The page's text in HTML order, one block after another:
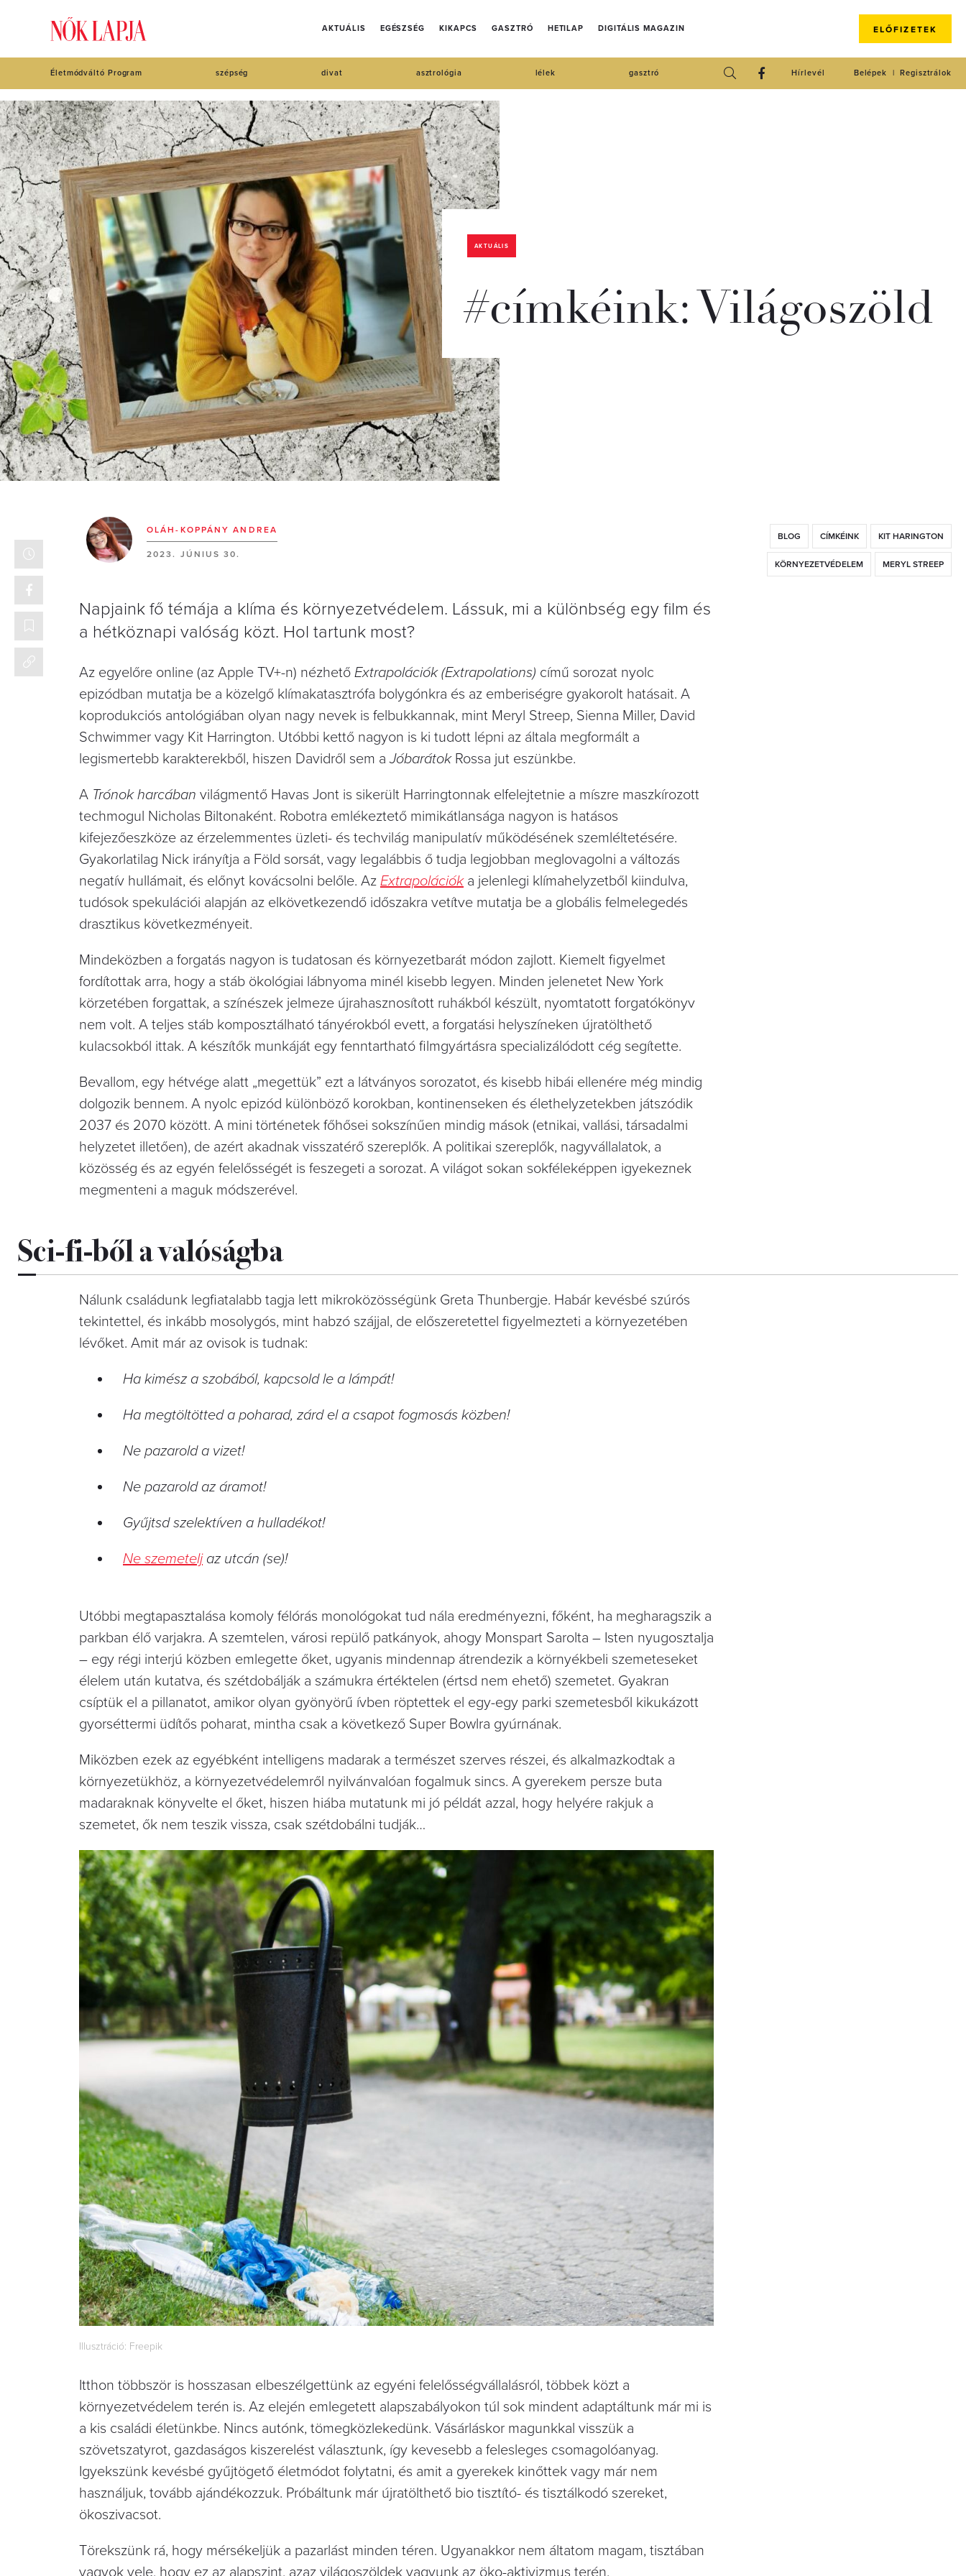
AKTUÁLIS EGÉSZSÉG KIKAPCS GASZTRÓ HETILAP DIGITÁLIS MAGAZIN ELŐFIZETEK
Életmódváltó Program szépség divat asztrológia lélek gasztró Regisztrálok
Belépek
Hírlevél
AKTUÁLIS
#címkéink: Világoszöld
OLÁH-KOPPÁNY ANDREA
2023. JÚNIUS 30.
BLOG CÍMKÉINK KIT HARINGTON
KÖRNYEZETVÉDELEM MERYL STREEP
Napjaink fő témája a klíma és környezetvédelem. Lássuk, mi a különbség egy film és
a hétköznapi valóság közt. Hol tartunk most?
Az egyelőre online (az Apple TV+-n) nézhető Extrapolációk (Extrapolations) című sorozat nyolc
epizódban mutatja be a közelgő klímakatasztrófa bolygónkra és az emberiségre gyakorolt hatásait. A
koprodukciós antológiában olyan nagy nevek is felbukkannak, mint Meryl Streep, Sienna Miller, David
Schwimmer vagy Kit Harrington. Utóbbi kettő nagyon is ki tudott lépni az általa megformált a
legismertebb karakterekből, hiszen Davidről sem aJóbarátokRossa jut eszünkbe.
A Trónok harcában világmentő Havas Jont is sikerült Harringtonnak elfelejtetnie a míszre maszkírozott
techmogul Nicholas Biltonaként. Robotra emlékeztető mimikátlansága nagyon is hatásos
kifejezőeszköze az érzelemmentes üzleti- és techvilág manipulatív működésének szemléltetésére.
Gyakorlatilag Nick irányítja a Föld sorsát, vagy legalábbis ő tudja legjobban meglovagolni a változás
negatív hullámait, és előnyt kovácsolni belőle. Az Extrapolációka jelenlegi klímahelyzetből kiindulva,
tudósok spekulációi alapján az elkövetkezendő időszakra vetítve mutatja be a globális felmelegedés
drasztikus következményeit.
Mindeközben a forgatás nagyon is tudatosan és környezetbarát módon zajlott. Kiemelt figyelmet
fordítottak arra, hogy a stáb ökológiai lábnyoma minél kisebb legyen. Minden jelenetet New York
körzetében forgattak, a színészek jelmeze újrahasznosított ruhákból készült, nyomtatott forgatókönyv
nem volt. A teljes stáb komposztálható tányérokból evett, a forgatási helyszíneken újratölthető
kulacsokból ittak. A készítők munkáját egy fenntartható filmgyártásra specializálódott cég segítette.
Bevallom, egy hétvége alatt „megettük” ezt a látványos sorozatot, és kisebb hibái ellenére még mindig
dolgozik bennem. A nyolc epizód különböző korokban, kontinenseken és élethelyzetekben játszódik
2037 és 2070 között. A mini történetek főhősei sokszínűen mindig mások (etnikai, vallási, társadalmi
helyzetet illetően), de azért akadnak visszatérő szereplők. A politikai szereplők, nagyvállalatok, a
közösség és az egyén felelősségét is feszegeti a sorozat. A világot sokan sokféleképpen igyekeznek
megmenteni a maguk módszerével.
Sci-fi-ből a valóságba
Nálunk családunk legfiatalabb tagja lett mikroközösségünk Greta Thunbergje. Habár kevésbé szúrós
tekintettel, és inkább mosolygós, mint habzó szájjal, de előszeretettel figyelmezteti a környezetében
lévőket. Amit már az ovisok is tudnak:
Ha kimész a szobából, kapcsold le a lámpát!
Ha megtöltötted a poharad, zárd el a csapot fogmosás közben!
Ne pazarold a vizet!
Ne pazarold az áramot!
Gyűjtsd szelektíven a hulladékot!
Ne szemeteljaz utcán (se)!
Utóbbi megtapasztalása komoly félórás monológokat tud nála eredményezni, főként, ha megharagszik a
parkban élő varjakra. A szemtelen, városi repülő patkányok, ahogy Monspart Sarolta – Isten nyugosztalja
– egy régi interjú közben emlegette őket, ugyanis mindennap átrendezik a környékbeli szemeteseket
élelem után kutatva, és szétdobálják a számukra értéktelen (értsd nem ehető) szemetet. Gyakran
csíptük el a pillanatot, amikor olyan gyönyörű ívben röptettek el egy-egy parki szemetesből kikukázott
gyorséttermi üdítős poharat, mintha csak a következő Super Bowlra gyúrnának.
Miközben ezek az egyébként intelligens madarak a természet szerves részei, és alkalmazkodtak a
környezetükhöz, a környezetvédelemről nyilvánvalóan fogalmuk sincs. A gyerekem persze buta
madaraknak könyvelte el őket, hiszen hiába mutatunk mi jó példát azzal, hogy helyére rakjuk a
szemetet, ők nem teszik vissza, csak szétdobálni tudják…
Illusztráció: Freepik
Itthon többször is hosszasan elbeszélgettünk az egyéni felelősségvállalásról, többek közt a
környezetvédelem terén is. Az elején emlegetett alapszabályokon túl sok mindent adaptáltunk már mi is
a kis családi életünkbe. Nincs autónk, tömegközlekedünk. Vásárláskor magunkkal visszük a
szövetszatyrot, gazdaságos kiszerelést választunk, így kevesebb a felesleges csomagolóanyag.
Igyekszünk kevésbé gyűjtögető életmódot folytatni, és amit a gyerekek kinőttek vagy már nem
használjuk, tovább ajándékozzuk. Próbáltunk már újratölthető bio tisztító- és tisztálkodó szereket,
ökoszivacsot.
Törekszünk rá, hogy mérsékeljük a pazarlást minden téren. Ugyanakkor nem áltatom magam, tisztában